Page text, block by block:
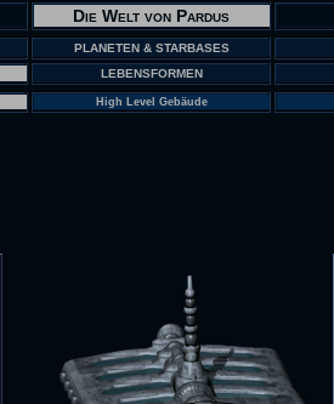
Die Welt von Pardus
PLANETEN & STARBASES
LEBENSFORMEN
High Level Gebäude